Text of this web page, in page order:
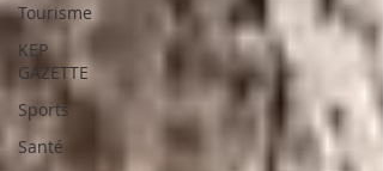
Tourisme
KEP
GAZETTE
Sports
Santé